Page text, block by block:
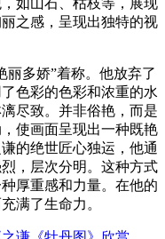
之感，呈现出独特的视
丽多娇”着称。他放弃了
色彩的色彩和浓重的水
尽致。并非俗艳，而是
使画面呈现出一种既艳
的绝世匠心独运，他通
，层次分明。这种方式
厚重感和力量。在他的
满了生命力。